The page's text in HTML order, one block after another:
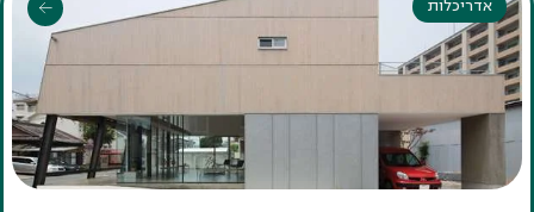
אדריכלות